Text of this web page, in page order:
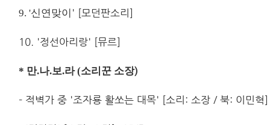
9. '신연맞이 ' [모던판소리]
10. '정선아리랑' [뮤르]
* 만.나.보.라 (소리꾼 소장)
- 적벽가 중 '조자룡 활쏘는 대목' [소리: 소장 / 북: 이민혁